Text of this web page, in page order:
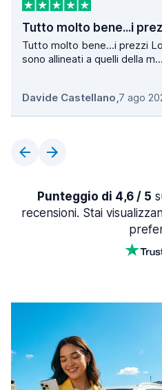
Tutto molto bene...i
Tutto molto bene...i prezzi
sono allineati a quelli della m...
Davide Castellano,7 ago
Punteggio di 4,6 / 5
recensioni. Stai